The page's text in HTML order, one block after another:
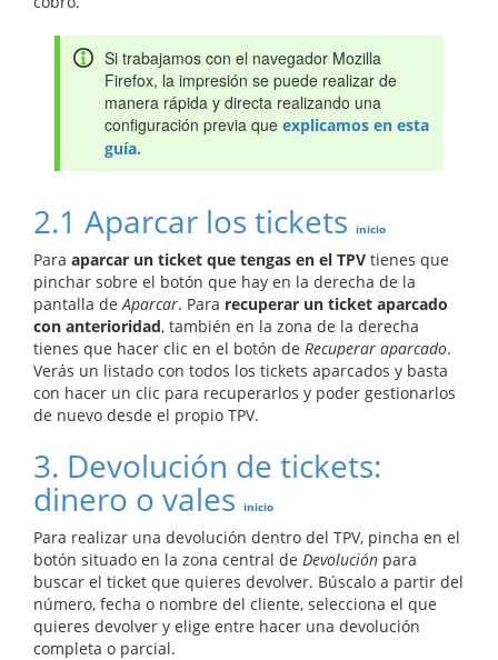
Si trabajamos con el navegador Mozilla
Firefox, la impresión se puede realizar de
manera rápida y directa realizando una
configuración previa queexplicamos en esta
guía.
2.1 Aparcar los tickets inicio
Para aparcar un ticket que tengas en el TPV tienes que
pinchar sobre el botón que hay en la derecha de la
pantalla de Aparcar. Para recuperar un ticket aparcado
con anterioridad, también en la zona de la derecha
tienes que hacer clic en el botón de Recuperar aparcado.
Verás un listado con todos los tickets aparcados y basta
con hacer un clic para recuperarlos y poder gestionarlos
de nuevo desde el propio TPV.
3. Devolución de tickets:
dinero o vales inicio
Para realizar una devolución dentro del TPV, pincha en el
botón situado en la zona central de Devolución para
buscar el ticket que quieres devolver. Búscalo a partir del
número, fecha o nombre del cliente, selecciona el que
quieres devolver y elige entre hacer una devolución
completa o parcial.